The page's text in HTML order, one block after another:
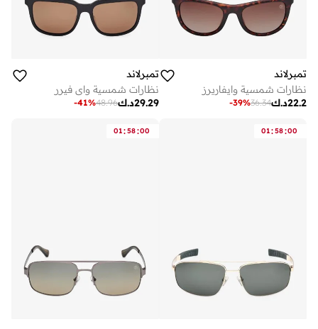
تمبرلاند
نظارات شمسية وايفاريرز
د.ك22.2
36.34
-39%
تمبرلاند
نظارات شمسية واي فيرر
د.ك29.29
48.96
-41%
01:58:00
01:58:00